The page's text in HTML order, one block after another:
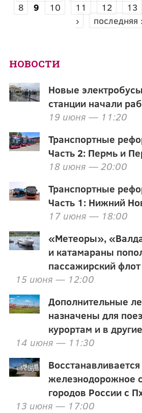
8 9 10 11 12 13
›
последняя
НОВОСТИ
Новые
станции начали
19 июня — 11:20
Транспортные
Часть 2: Пермь и
18 июня — 20:00
Транспортные
Часть 1: Нижний
17 июня — 18:00
«Метеоры»,
и катамараны
пассажирский
15 июня — 12:00
Дополнительные
назначены для
курортам и в
14 июня — 11:30
Восстанавливается
железнодорожное
городов России с
13 июня — 17:00